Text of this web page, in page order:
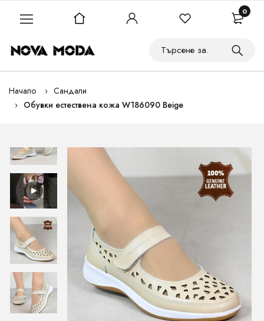
Начало
Сандали
Обувки естествена кожа W186090 Beige
0